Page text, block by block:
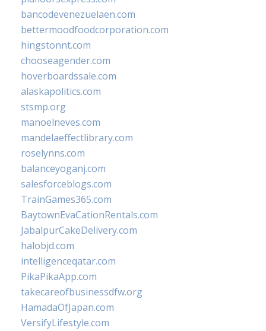
bancodevenezuelaen.com
bettermoodfoodcorporation.com
hingstonnt.com
chooseagender.com
hoverboardssale.com
alaskapolitics.com
stsmp.org
manoelneves.com
mandelaeffectlibrary.com
roselynns.com
balanceyoganj.com
salesforceblogs.com
TrainGames365.com
BaytownEvaCationRentals.com
JabalpurCakeDelivery.com
halobjd.com
intelligenceqatar.com
PikaPikaApp.com
takecareofbusinessdfw.org
HamadaOfJapan.com
VersifyLifestyle.com